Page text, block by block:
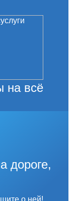
на всё
дороге,
о ней!